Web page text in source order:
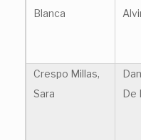
Blanca
Crespo Millas,
Sara
De